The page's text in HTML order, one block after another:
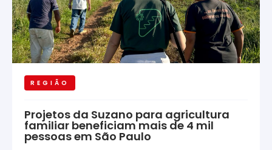
REGIÃO
Projetos da Suzano para agricultura
familiar beneficiam mais de 4 mil
pessoas em São Paulo